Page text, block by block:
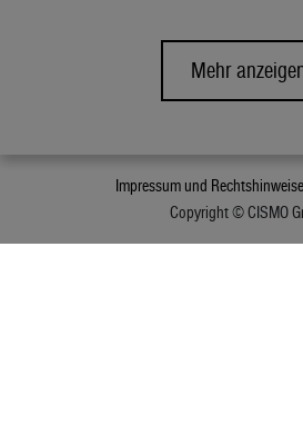
Mehr
Impressum und
Copyright © CISMO